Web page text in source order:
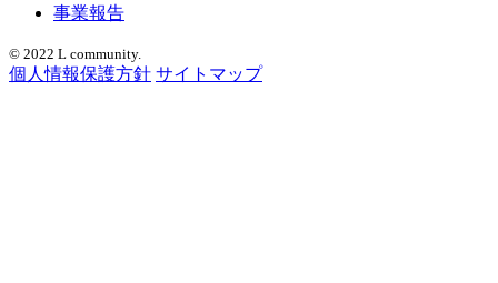
事業報告
© 2022 L community.
個人情報保護方針 サイトマップ